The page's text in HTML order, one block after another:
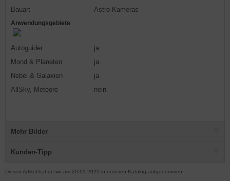
Bauart
Astro-Kameras
Anwendungsgebiete
Autoguider
ja
Mond & Planeten
ja
Nebel & Galaxien
ja
AllSky, Meteore
nein
Mehr Bilder
Kunden-Tipp
Diesen Artikel haben wir am 20.01.2021 in unseren Katalog aufgenommen.